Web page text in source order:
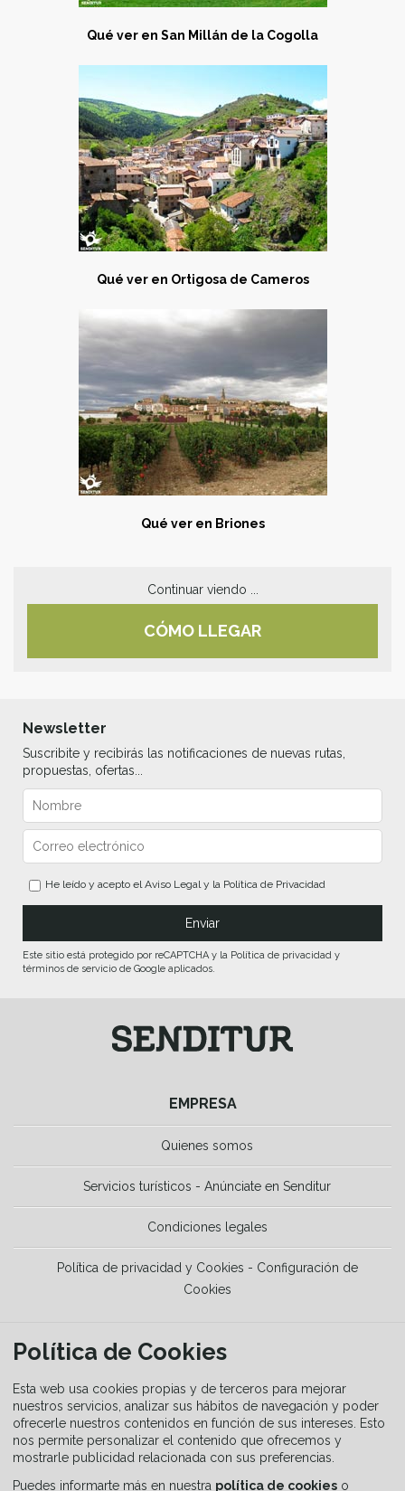
Qué ver en San Millán de la Cogolla
Qué ver en Ortigosa de Cameros
Qué ver en Briones
Continuar viendo ...
CÓMO LLEGAR
EMPRESA
Quienes somos
Servicios turísticos - Anúnciate en Senditur
Condiciones legales
Política de privacidad y Cookies - Configuración de
Cookies
HERRAMIENTAS
La Guía del senderista
Equipamiento
Guía de señalización
Newsletter
Suscribite y recibirás las notificaciones de nuevas rutas,
propuestas, ofertas...
He leído y acepto elAviso Legaly la Política de Privacidad
Este sitio está protegido por reCAPTCHA y la Política de privacidad y
términos de servicio de Google aplicados.
Política de Cookies
Esta web usa cookies propias y de terceros para mejorar
nuestros servicios, analizar sus hábitos de navegación y poder
ofrecerle nuestros contenidos en función de sus intereses. Esto
nos permite personalizar el contenido que ofrecemos y
mostrarle publicidad relacionada con sus preferencias.
Puedes informarte más en nuestra política de cookies o